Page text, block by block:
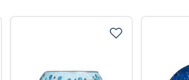
& Non-Food GmbH